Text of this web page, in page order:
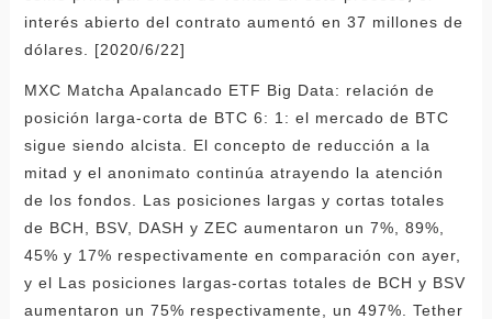
interés abierto del contrato aumentó en 37 millones de
dólares. [2020/6/22]
MXC Matcha Apalancado ETF Big Data: relación de
posición larga-corta de BTC 6: 1: el mercado de BTC
sigue siendo alcista. El concepto de reducción a la
mitad y el anonimato continúa atrayendo la atención
de los fondos. Las posiciones largas y cortas totales
de BCH, BSV, DASH y ZEC aumentaron un 7%, 89%,
45% y 17% respectivamente en comparación con ayer,
y el Las posiciones largas-cortas totales de BCH y BSV
aumentaron un 75% respectivamente, un 497%. Tether